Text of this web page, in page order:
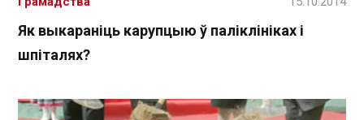
Як выкараніць карупцыю ў паліклініках і
шпіталях?